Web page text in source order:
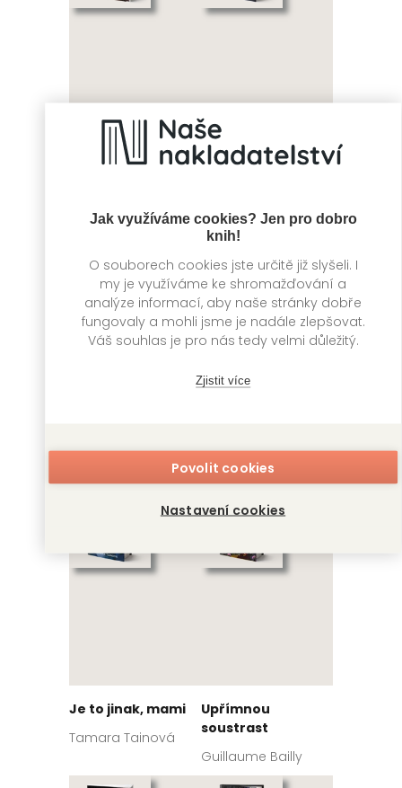
Jak využíváme cookies? Jen pro dobro
knih!
O souborech cookies jste určitě již slyšeli. I
my je využíváme ke shromažďování a
analýze informací, aby naše stránky dobře
fungovaly a mohli jsme je nadále zlepšovat.
Váš souhlas je pro nás tedy velmi důležitý.
Zjistit více
Povolit cookies
Nastavení cookies
Moje cesta k
Michelinu
Cestující
Pete Katz, Sun- C'
Hana Repová
Je to jinak, mami
Tamara Tainová
Upřímnou
soustrast
Guillaume Bailly